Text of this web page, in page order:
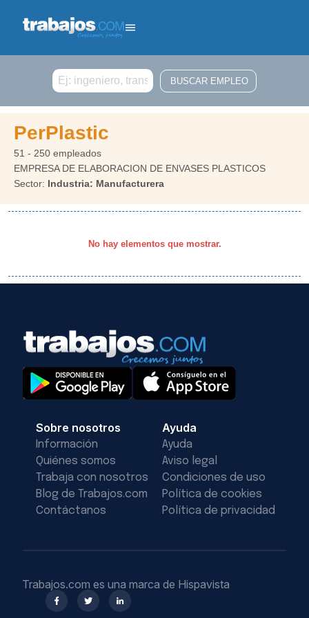
Buscar
PerPlastic
51 - 250 empleados
EMPRESA DE ELABORACION DE ENVASES PLASTICOS
Sector: Industria: Manufacturera
No hay elementos que mostrar.
Sobre nosotros
Información
Quiénes somos
Trabaja con nosotros
Blog de Trabajos.com
Contáctanos
Ayuda
Ayuda
Aviso legal
Condiciones de uso
Política de cookies
Política de privacidad
Trabajos.com es una marca de Hispavista